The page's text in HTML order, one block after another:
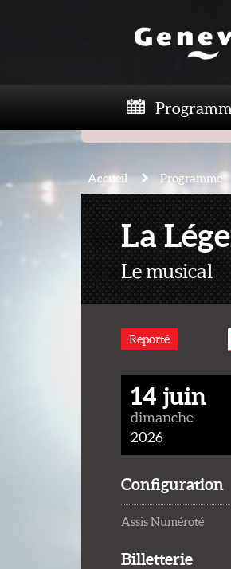
Accueil
Programme
La
Le musical
Reporté
14 juin
dimanche
2026
Configuration
Assis Numéroté
Billetterie